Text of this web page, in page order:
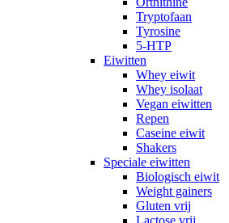
Tryptofaan
Tyrosine
5-HTP
Eiwitten
Whey eiwit
Whey isolaat
Vegan eiwitten
Repen
Caseine eiwit
Shakers
Speciale eiwitten
Biologisch eiwit
Weight gainers
Gluten vrij
Lactose vrij